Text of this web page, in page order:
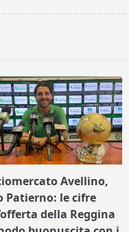
Avellino,
Patierno: le cifre
della Reggina